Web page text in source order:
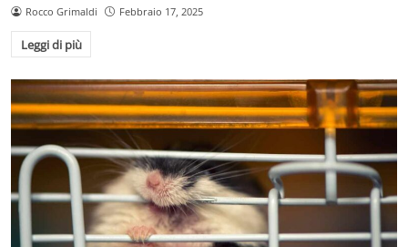
Rocco Grimaldi Febbraio 17, 2025
Leggi di più